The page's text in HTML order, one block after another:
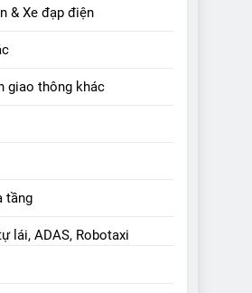
& Xe đạp điện
giao thông khác
tầng
lái, ADAS, Robotaxi